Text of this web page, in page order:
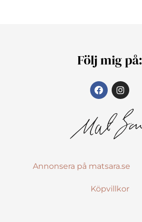
Följ mig på:
Annonsera på matsara.se
Köpvillkor